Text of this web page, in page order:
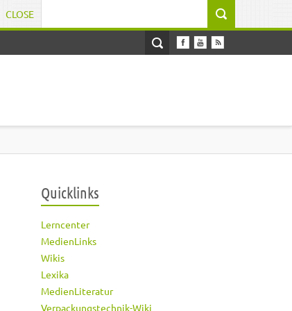
CLOSE
Quicklinks
Lerncenter
MedienLinks
Wikis
Lexika
MedienLiteratur
Verpackungstechnik-Wiki